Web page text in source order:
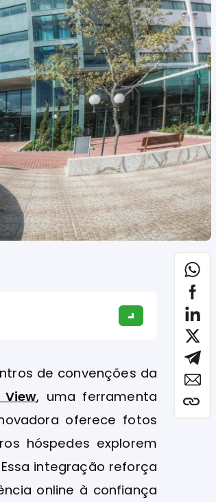
de convenções da
View, uma ferramenta
oferece fotos
hóspedes explorem
integração reforça
online à confiança